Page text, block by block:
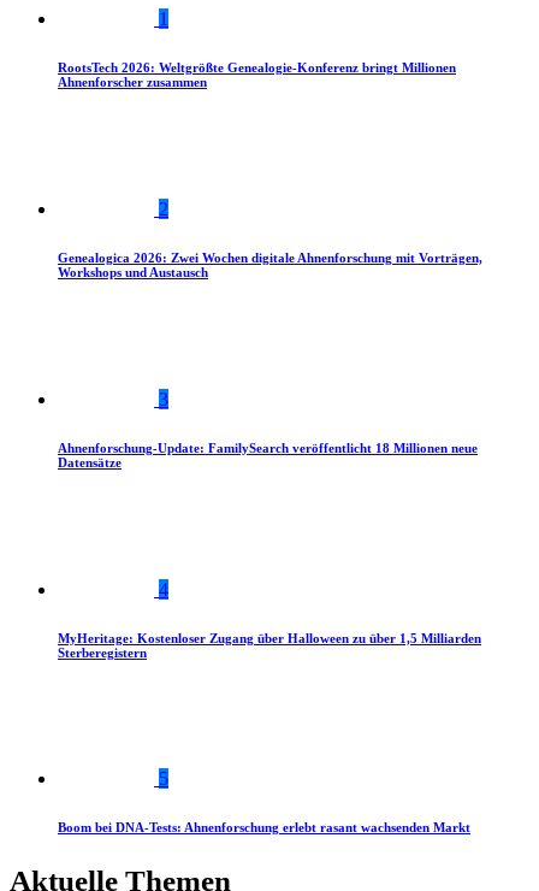
1
RootsTech 2026: Weltgrößte Genealogie-Konferenz bringt Millionen
Ahnenforscher zusammen
2
Genealogica 2026: Zwei Wochen digitale Ahnenforschung mit Vorträgen,
Workshops und Austausch
3
Ahnenforschung-Update: FamilySearch veröffentlicht 18 Millionen neue
Datensätze
4
MyHeritage: Kostenloser Zugang über Halloween zu über 1,5 Milliarden
Sterberegistern
5
Boom bei DNA-Tests: Ahnenforschung erlebt rasant wachsenden Markt
Aktuelle Themen